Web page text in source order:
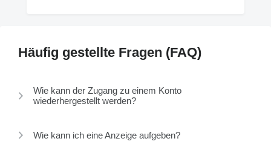
Häufig gestellte Fragen (FAQ)
Wie kann der Zugang zu einem Konto
wiederhergestellt werden?
Wie kann ich eine Anzeige aufgeben?